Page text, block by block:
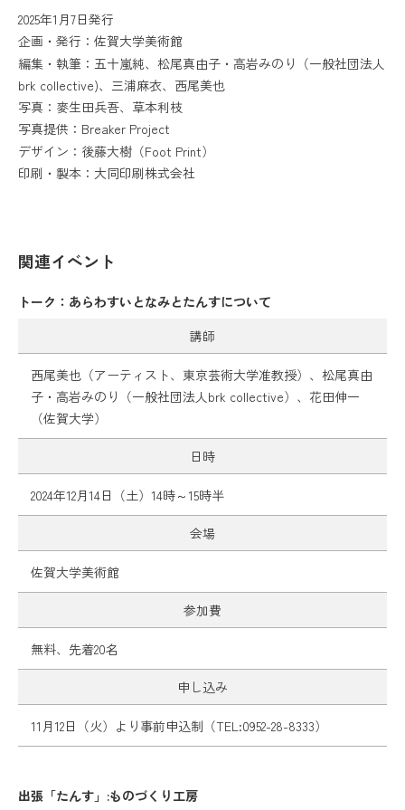
2025年1月7日発行
企画・発行：佐賀大学美術館
編集・執筆：五十嵐純、松尾真由子・高岩みのり（一般社団法人
brk collective)、三浦麻衣、西尾美也
写真：麥生田兵吾、草本利枝
写真提供：Breaker Project
デザイン：後藤大樹（Foot Print）
印刷・製本：大同印刷株式会社
関連イベント
トーク：あらわすいとなみとたんすについて
講師
西尾美也（アーティスト、東京芸術大学准教授）、松尾真由
子・高岩みのり（一般社団法人brk collective）、花田伸一
（佐賀大学）
日時
2024年12月14日（土）14時～15時半
会場
佐賀大学美術館
参加費
無料、先着20名
申し込み
11月12日（火）より事前申込制（TEL:0952-28-8333）
出張「たんす」:ものづくり工房